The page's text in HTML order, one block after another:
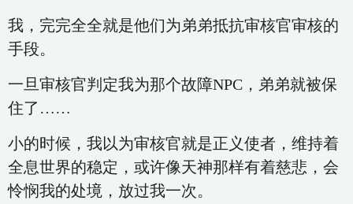
我，完完全全就是他们为弟弟抵抗审核官审核的
手段。
一旦审核官判定我为那个故障NPC，弟弟就被保
住了……
小的时候，我以为审核官就是正义使者，维持着
全息世界的稳定，或许像天神那样有着慈悲，会
怜悯我的处境，放过我一次。